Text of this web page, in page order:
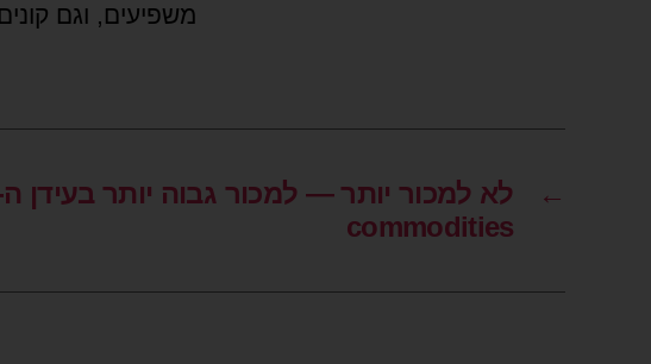
משפיעים, וגם
←
commodities